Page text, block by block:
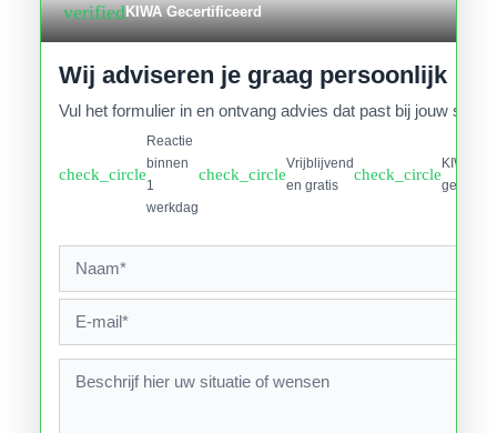
verifiedKIWA Gecertificeerd
Wij adviseren je graag persoonlijk
Vul het formulier in en ontvang advies dat past bij jouw
check_circle
Reactie
binnen
1
werkdag
check_circle
Vrijblijvend
en gratis
check_circle
KIWA